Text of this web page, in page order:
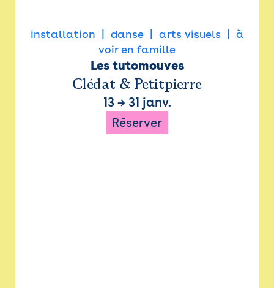
installation danse arts visuels
à
voir en famille
Les tutomouves
Clédat & Petitpierre
13→ 31 janv.
Réserver